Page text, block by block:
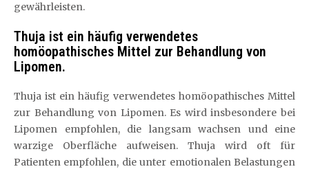
gewährleisten.
Thuja ist ein häufig verwendetes
homöopathisches Mittel zur Behandlung von
Lipomen.
Thuja ist ein häufig verwendetes homöopathisches Mittel
zur Behandlung von Lipomen. Es wird insbesondere bei
Lipomen empfohlen, die langsam wachsen und eine
warzige Oberfläche aufweisen. Thuja wird oft für
Patienten empfohlen, die unter emotionalen Belastungen